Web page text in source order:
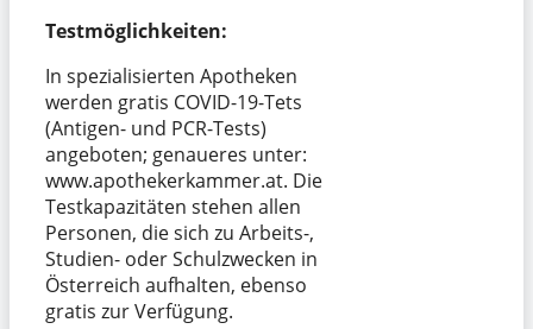
Testmöglichkeiten:
In spezialisierten Apotheken
werden gratis COVID-19-Tets
(Antigen- und PCR-Tests)
angeboten; genaueres unter:
www.apothekerkammer.at. Die
Testkapazitäten stehen allen
Personen, die sich zu Arbeits-,
Studien- oder Schulzwecken in
Österreich aufhalten, ebenso
gratis zur Verfügung.